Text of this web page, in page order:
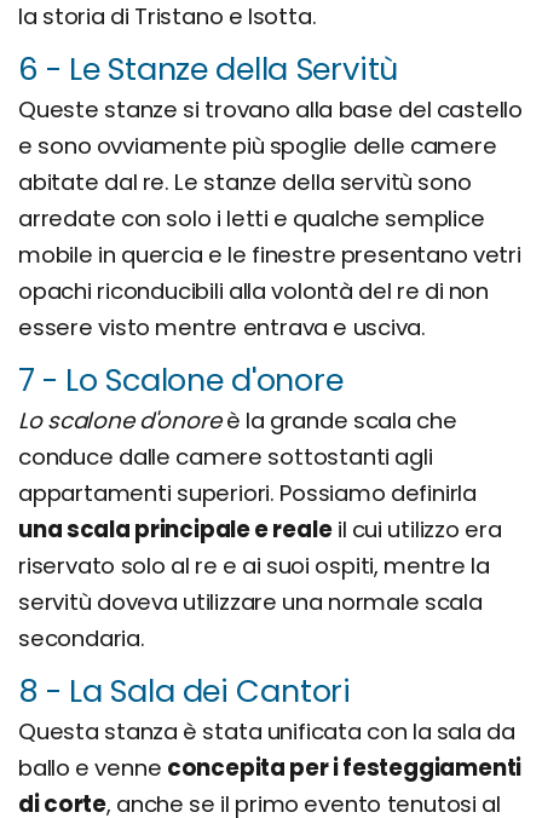
la storia di Tristano e Isotta.
6 - Le Stanze della Servitù
Queste stanze si trovano alla base del castello
e sono ovviamente più spoglie delle camere
abitate dal re. Le stanze della servitù sono
arredate con solo i letti e qualche semplice
mobile in quercia e le finestre presentano vetri
opachi riconducibili alla volontà del re di non
essere visto mentre entrava e usciva.
7 - Lo Scalone d'onore
Lo scalone d'onoreè la grande scala che
conduce dalle camere sottostanti agli
appartamenti superiori. Possiamo definirla
una scala principale e realeil cui utilizzo era
riservato solo al re e ai suoi ospiti, mentre la
servitù doveva utilizzare una normale scala
secondaria.
8 - La Sala dei Cantori
Questa stanza è stata unificata con la sala da
ballo e venne concepita per i festeggiamenti
di corte, anche se il primo evento tenutosi al